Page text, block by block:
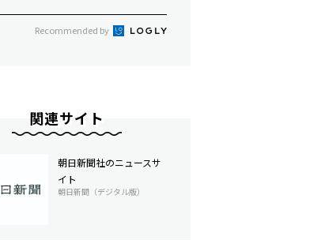
Recommended by
関連サイト
朝日新聞社のニュースサ
イト
朝日新聞（デジタル版）